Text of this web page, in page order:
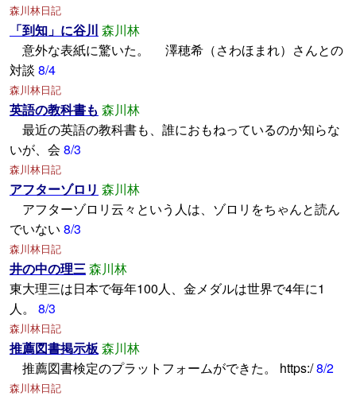
森川林日記
「到知」に谷川 森川林
意外な表紙に驚いた。 澤穂希（さわほまれ）さんとの
対談 8/4
森川林日記
英語の教科書も 森川林
最近の英語の教科書も、誰におもねっているのか知らな
いが、会 8/3
森川林日記
アフターゾロリ 森川林
アフターゾロリ云々という人は、ゾロリをちゃんと読ん
でいない 8/3
森川林日記
井の中の理三森川林
東大理三は日本で毎年100人、金メダルは世界で4年に1
人。 8/3
森川林日記
推薦図書掲示板森川林
推薦図書検定のプラットフォームができた。 https:/8/2
森川林日記